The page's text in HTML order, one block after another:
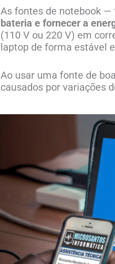
As fontes de notebook
bateria e fornecer a
(110 V ou 220 V) em
laptop de forma estável
Ao usar uma fonte de
causados por variações